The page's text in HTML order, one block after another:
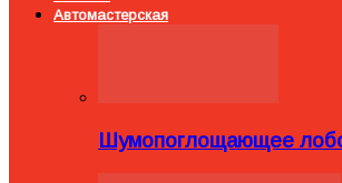
Автомастерская
Шумопоглощающее